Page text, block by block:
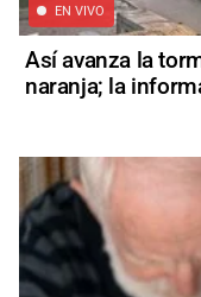
EN VIVO
Así avanza la
naranja; la